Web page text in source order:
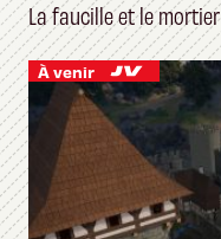
La faucille et le mortier
À venir